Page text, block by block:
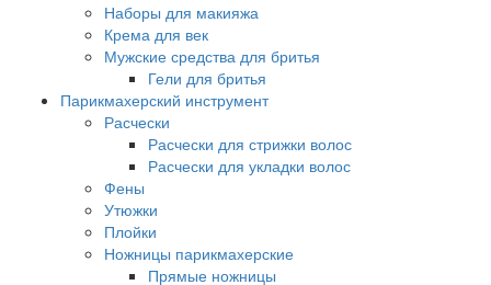
Наборы для макияжа
Крема для век
Мужские средства для бритья
Гели для бритья
Парикмахерский инструмент
Расчески
Расчески для стрижки волос
Расчески для укладки волос
Фены
Утюжки
Плойки
Ножницы парикмахерские
Прямые ножницы